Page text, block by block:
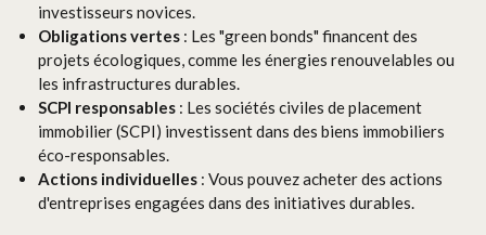
investisseurs novices.
Obligations vertes : Les "green bonds" financent des
projets écologiques, comme les énergies renouvelables ou
les infrastructures durables.
SCPI responsables : Les sociétés civiles de placement
immobilier (SCPI) investissent dans des biens immobiliers
éco-responsables.
Actions individuelles : Vous pouvez acheter des actions
d'entreprises engagées dans des initiatives durables.